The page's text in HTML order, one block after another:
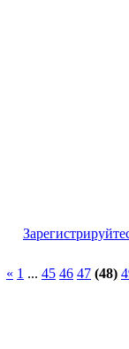
« 1 ... 45 46 47 (48)